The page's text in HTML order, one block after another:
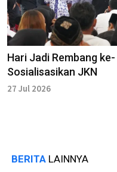
Hari Jadi Rembang
Sosialisasikan JKN
27 Jul 2026
BERITA LAINNYA